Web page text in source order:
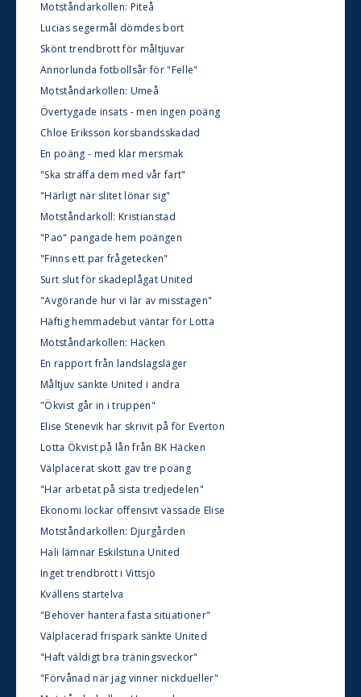
Motståndarkollen: Piteå
Lucias segermål dömdes bort
Skönt trendbrott för måltjuvar
Annorlunda fotbollsår för "Felle"
Motståndarkollen: Umeå
Övertygade insats - men ingen poäng
Chloe Eriksson korsbandsskadad
En poäng - med klar mersmak
"Ska straffa dem med vår fart"
"Härligt när slitet lönar sig"
Motståndarkoll: Kristianstad
"Pao" pangade hem poängen
"Finns ett par frågetecken"
Surt slut för skadeplågat United
"Avgörande hur vi lär av misstagen"
Häftig hemmadebut väntar för Lotta
Motståndarkollen: Häcken
En rapport från landslagsläger
Måltjuv sänkte United i andra
"Ökvist går in i truppen"
Elise Stenevik har skrivit på för Everton
Lotta Ökvist på lån från BK Häcken
Välplacerat skott gav tre poäng
"Har arbetat på sista tredjedelen"
Ekonomi lockar offensivt vässade Elise
Motståndarkollen: Djurgården
Hali lämnar Eskilstuna United
Inget trendbrott i Vittsjö
Kvällens startelva
"Behöver hantera fasta situationer"
Välplacerad frispark sänkte United
"Haft väldigt bra träningsveckor"
"Förvånad när jag vinner nickdueller"